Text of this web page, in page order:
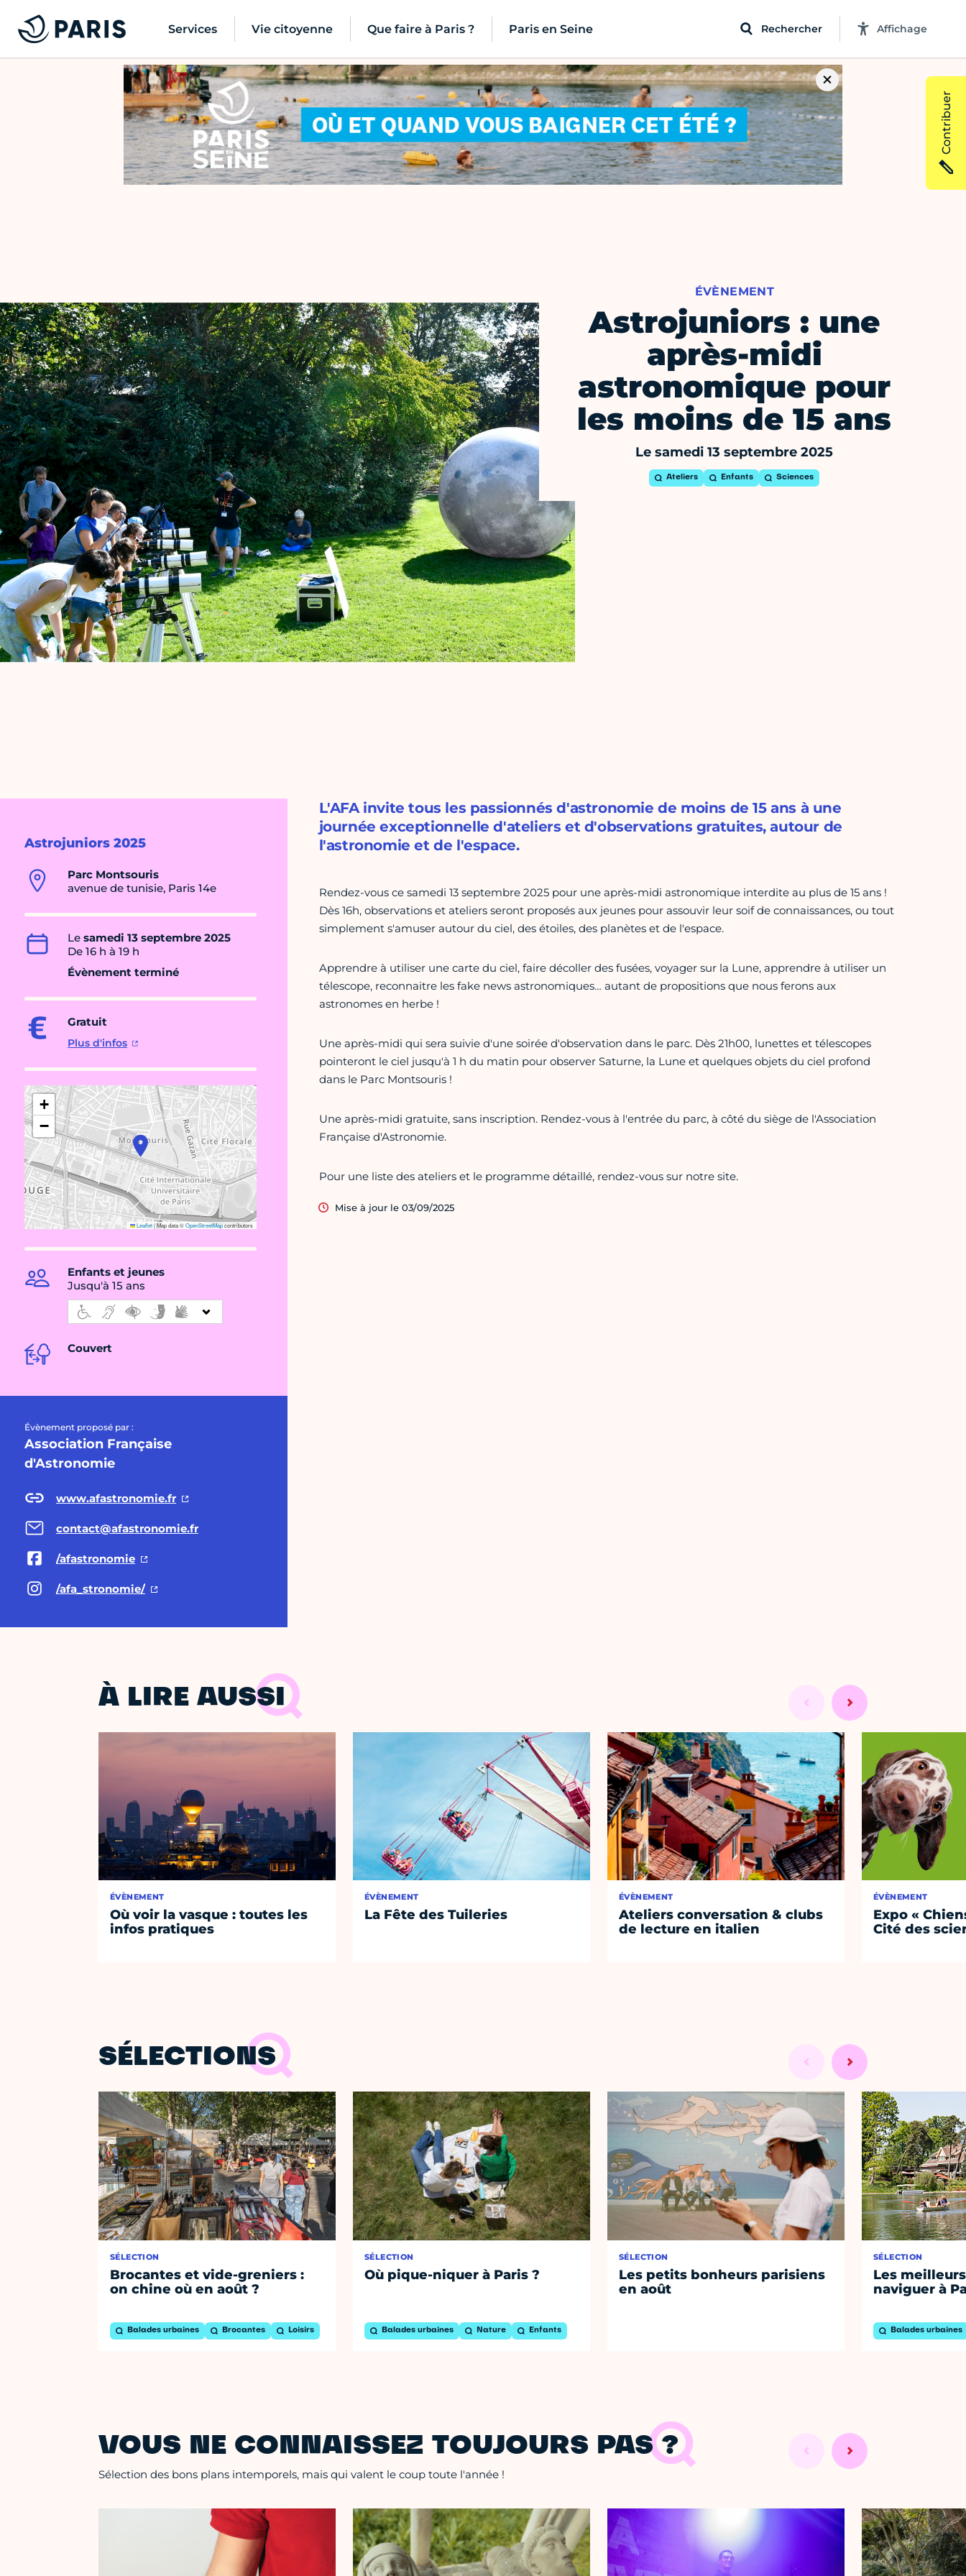
Services Vie citoyenne Que faire à Paris ? Paris en Seine Rechercher Affichage
ÉVÈNEMENT
Astrojuniors : une
après-midi
astronomique pour
les moins de 15 ans
Le samedi 13 septembre 2025
Ateliers Enfants Sciences
Astrojuniors 2025
Parc Montsouris
avenue de tunisie, Paris 14e
Le samedi 13 septembre 2025
De 16 h à 19 h
Évènement terminé
Gratuit
Plus d'infos
+
−
Leaflet|Map data ©OpenStreetMapcontributors
Enfants et jeunes
Jusqu'à 15 ans
Couvert
Évènement proposé par :
Association Française
d'Astronomie
www.afastronomie.fr
contact@afastronomie.fr
/afastronomie
/afa_stronomie/
L'AFA invite tous les passionnés d'astronomie de moins de 15 ans à une
journée exceptionnelle d'ateliers et d'observations gratuites, autour de
l'astronomie et de l'espace.
Rendez-vous ce samedi 13 septembre 2025 pour une après-midi astronomique interdite au plus de 15 ans !
Dès 16h, observations et ateliers seront proposés aux jeunes pour assouvir leur soif de connaissances, ou tout
simplement s'amuser autour du ciel, des étoiles, des planètes et de l'espace.
Apprendre à utiliser une carte du ciel, faire décoller des fusées, voyager sur la Lune, apprendre à utiliser un
télescope, reconnaitre les fake news astronomiques… autant de propositions que nous ferons aux
astronomes en herbe !
Une après-midi qui sera suivie d'une soirée d'observation dans le parc. Dès 21h00, lunettes et télescopes
pointeront le ciel jusqu'à 1 h du matin pour observer Saturne, la Lune et quelques objets du ciel profond
dans le Parc Montsouris !
Une après-midi gratuite, sans inscription. Rendez-vous à l'entrée du parc, à côté du siège de l'Association
Française d'Astronomie.
Pour une liste des ateliers et le programme détaillé, rendez-vous sur notre site.
Mise à jour le 03/09/2025
À LIRE AUSSI
ÉVÈNEMENT
Où voir la vasque : toutes les
infos pratiques
ÉVÈNEMENT
La Fête des Tuileries
ÉVÈNEMENT
Ateliers conversation & clubs
de lecture en italien
ÉVÈNEMENT
Expo «
Cité des
SÉLECTIONS
SÉLECTION
Brocantes et vide-greniers :
on chine où en août ?
Balades urbaines Brocantes Loisirs
SÉLECTION
Où pique-niquer à Paris ?
Balades urbaines Nature Enfants
SÉLECTION
Les petits bonheurs parisiens
en août
SÉLECTION
Les
naviguer à
Balades urbaines
VOUS NE CONNAISSEZ TOUJOURS PAS ?
Sélection des bons plans intemporels, mais qui valent le coup toute l'année !
Contribuer